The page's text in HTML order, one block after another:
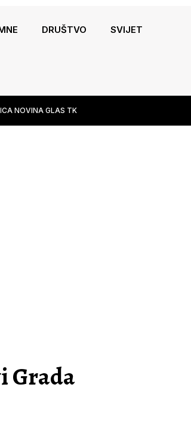
DRUŠTVO SVIJET
NOVINA GLAS TK
Grada